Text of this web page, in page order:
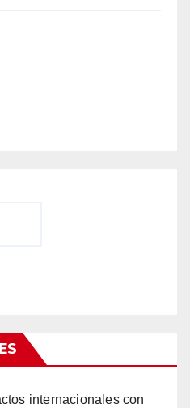
internacionales con